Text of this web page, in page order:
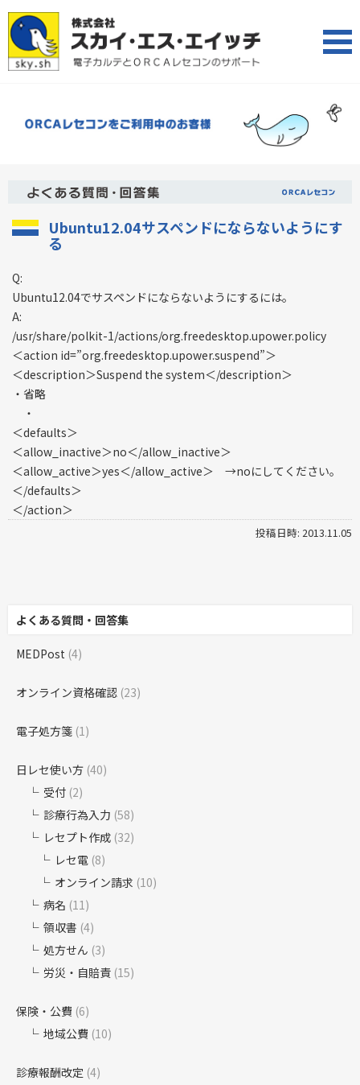
Ubuntu12.04サスペンドにならないようにす
る
Q:
Ubuntu12.04でサスペンドにならないようにするには。
A:
/usr/share/polkit-1/actions/org.freedesktop.upower.policy
＜action id=”org.freedesktop.upower.suspend”＞
＜description＞Suspend the system＜/description＞
・省略
・
＜defaults＞
＜allow_inactive＞no＜/allow_inactive＞
＜allow_active＞yes＜/allow_active＞ →noにしてください。
＜/defaults＞
＜/action＞
投稿日時: 2013.11.05
よくある質問・回答集
MEDPost (4)
オンライン資格確認 (23)
電子処方箋 (1)
日レセ使い方 (40)
受付 (2)
診療行為入力 (58)
レセプト作成 (32)
レセ電 (8)
オンライン請求 (10)
病名 (11)
領収書 (4)
処方せん (3)
労災・自賠責 (15)
保険・公費 (6)
地域公費 (10)
診療報酬改定 (4)